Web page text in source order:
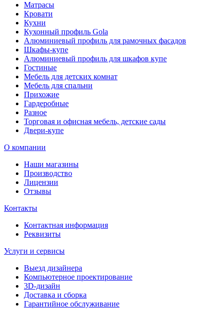
Матрасы
Кровати
Кухни
Кухонный профиль Gola
Алюминиевый профиль для рамочных фасадов
Шкафы-купе
Алюминиевый профиль для шкафов купе
Гостиные
Мебель для детских комнат
Мебель для спальни
Прихожие
Гардеробные
Разное
Торговая и офисная мебель, детские сады
Двери-купе
О компании
Наши магазины
Производство
Лицензии
Отзывы
Контакты
Контактная информация
Реквизиты
Услуги и сервисы
Выезд дизайнера
Компьютерное проектирование
3D-дизайн
Доставка и сборка
Гарантийное обслуживание